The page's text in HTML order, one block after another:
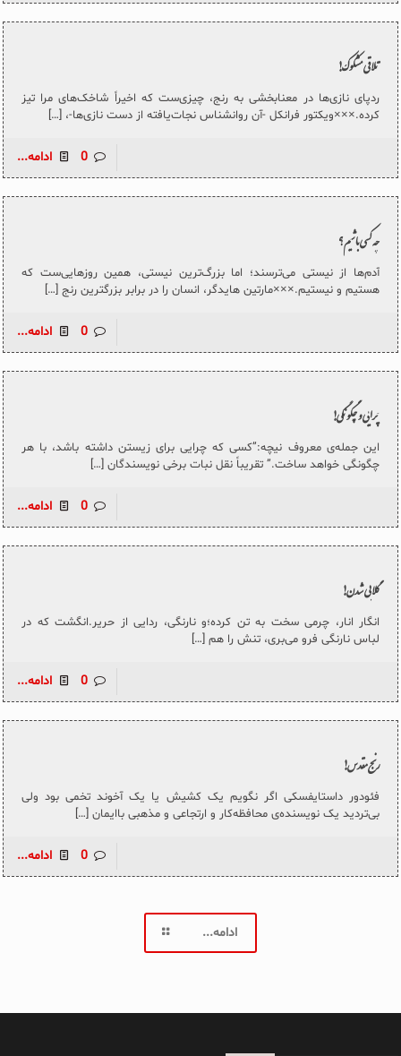
تلاقی مشکوک!
ردپای نازی‌ها در معنابخشی به رنج، چیزی‌ست که اخیراً شاخک‌های مرا تیز
کرده.×××ویکتور فرانکل -آن روانشناس نجات‌یافته از دست نازی‌ها-، […]
0 ادامه...
چه کسی باشیم؟
آدم‌ها از نیستی می‌ترسند؛ اما بزرگ‌ترین نیستی، همین روزهایی‌ست که
هستیم و نیستیم.×××مارتین هایدگر، انسان را در برابر بزرگترین رنج […]
0 ادامه...
چرایی و چگونگی!
این جمله‌ی معروف نیچه:”کسی که چرایی برای زیستن داشته باشد، با هر
چگونگی خواهد ساخت.” تقریباً نقل نبات برخی نویسندگان […]
0 ادامه...
گلابی شدن!
انگار انار، چرمی سخت به تن کرده؛و نارنگی، ردایی از حریر.انگشت که در
لباس نارنگی فرو می‌بری، تنش را هم […]
0 ادامه...
رنج مقدس!
فئودور داستایفسکی اگر نگویم یک کشیش یا یک آخوند تخمی بود ولی
بی‌تردید یک نویسنده‌ی محافظه‌کار و ارتجاعی و مذهبی باایمان […]
0 ادامه...
ادامه...